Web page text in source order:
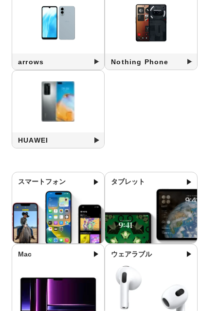
arrows Nothing Phone
HUAWEI
スマートフォン タブレット
Mac ウェアラブル